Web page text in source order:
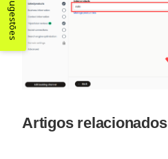
Artigos relacionados
Sugestões